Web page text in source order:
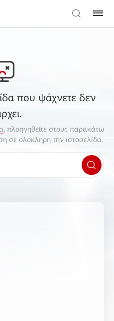
που ψάχνετε δεν
, πλοηγηθείτε στους παρακάτω
σε ολόκληρη την ιστοσελίδα.